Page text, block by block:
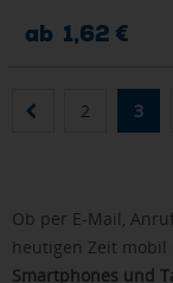
ab 1,62 €
2 3
Ob per E-Mail,
heutigen Zeit
Smartphones und